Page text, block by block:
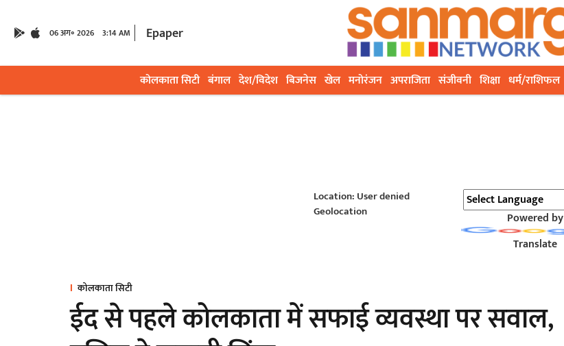
06 अग॰ 2026 3:14 AM Epaper
कोलकाता सिटी बंगाल देश/विदेश बिजनेस खेल मनोरंजन अपराजिता संजीवनी शिक्षा धर्म/राशिफल
Location: User denied
Geolocation
Powered by
Translate
कोलकाता सिटी
ईद से पहले कोलकाता में सफाई व्यवस्था पर सवाल,